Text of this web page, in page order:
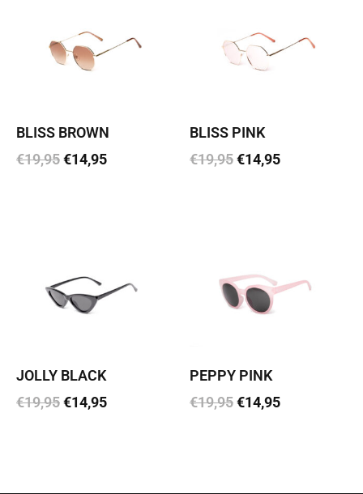
BLISS BROWN
€19,95€14,95
BLISS PINK
€19,95€14,95
JOLLY BLACK
€19,95€14,95
PEPPY PINK
€19,95€14,95